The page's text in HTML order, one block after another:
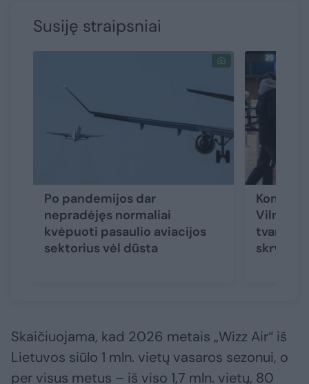
Susiję straipsniai
Po pandemijos dar
nepradėjęs normaliai
kvėpuoti pasaulio aviacijos
sektorius vėl dūsta
Vilniaus
Skaičiuojama, kad 2026 metais „Wizz Air“ iš
Lietuvos siūlo 1 mln. vietų vasaros sezonui, o
per visus metus – iš viso 1,7 mln. vietų, 80